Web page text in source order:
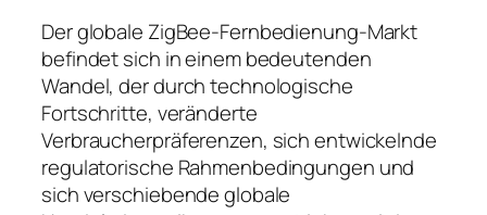
Der globale ZigBee-Fernbedienung-Markt
befindet sich in einem bedeutenden
Wandel, der durch technologische
Fortschritte, veränderte
Verbraucherpräferenzen, sich entwickelnde
regulatorische Rahmenbedingungen und
sich verschiebende globale